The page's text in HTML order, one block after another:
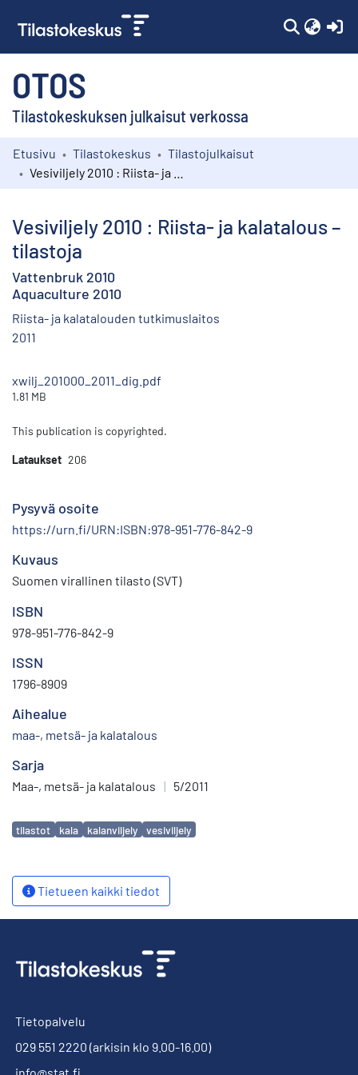
OTOS
Tilastokeskuksen julkaisut verkossa
Kokoelmat
Etusivu Tilastokeskus
Tilastojulkaisut
Vesiviljely 2010 : Riista- ja kalatalous –
tilastoja
Vattenbruk 2010
Aquaculture 2010
Riista- ja kalatalouden tutkimuslaitos
2011
xwilj_201000_2011_dig.pdf
1.81 MB
This publication is copyrighted.
Lataukset 206
Pysyvä osoite
https://urn.fi/URN:ISBN:978-951-776-842-9
Kuvaus
Suomen virallinen tilasto (SVT)
ISBN
978-951-776-842-9
ISSN
1796-8909
Aihealue
maa-, metsä- ja kalatalous
Sarja
Maa-, metsä- ja kalatalous | 5/2011
Avainsanat
tilastot kala kalanviljely vesiviljely
Tietueen kaikki tiedot
Tietopalvelu
029 551 2220 (arkisin klo 9.00-16.00)